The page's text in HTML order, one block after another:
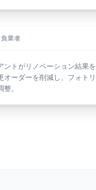
業者
ントがリノベーション結果
オーダーを削減し、フォト
。